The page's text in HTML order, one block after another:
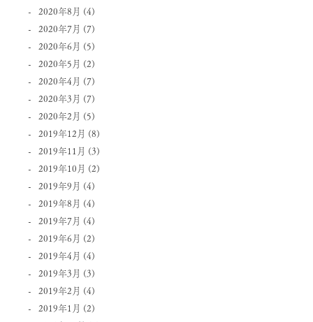
2020年8月 (4)
2020年7月 (7)
2020年6月 (5)
2020年5月 (2)
2020年4月 (7)
2020年3月 (7)
2020年2月 (5)
2019年12月 (8)
2019年11月 (3)
2019年10月 (2)
2019年9月 (4)
2019年8月 (4)
2019年7月 (4)
2019年6月 (2)
2019年4月 (4)
2019年3月 (3)
2019年2月 (4)
2019年1月 (2)